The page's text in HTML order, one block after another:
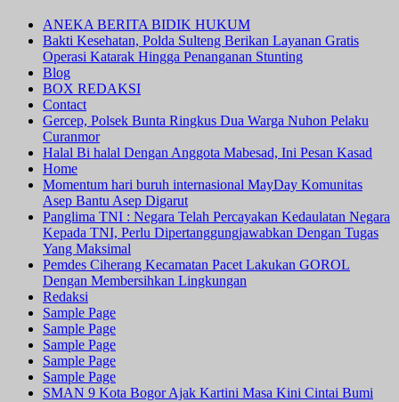
ANEKA BERITA BIDIK HUKUM
Bakti Kesehatan, Polda Sulteng Berikan Layanan Gratis
Operasi Katarak Hingga Penanganan Stunting
Blog
BOX REDAKSI
Contact
Gercep, Polsek Bunta Ringkus Dua Warga Nuhon Pelaku
Curanmor
Halal Bi halal Dengan Anggota Mabesad, Ini Pesan Kasad
Home
Momentum hari buruh internasional MayDay Komunitas
Asep Bantu Asep Digarut
Panglima TNI : Negara Telah Percayakan Kedaulatan Negara
Kepada TNI, Perlu Dipertanggungjawabkan Dengan Tugas
Yang Maksimal
Pemdes Ciherang Kecamatan Pacet Lakukan GOROL
Dengan Membersihkan Lingkungan
Redaksi
Sample Page
Sample Page
Sample Page
Sample Page
Sample Page
SMAN 9 Kota Bogor Ajak Kartini Masa Kini Cintai Bumi